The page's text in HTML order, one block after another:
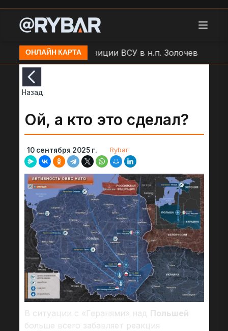
ОНЛАЙН КАРТА
"Молния" по позиции ВСУ в н.п. Золочев
Назад
Ой, а кто это сделал?
10 сентября 2025 г. Rybar
В ситуации с «Геранями» над Польшей
больше всего забавляет реакция